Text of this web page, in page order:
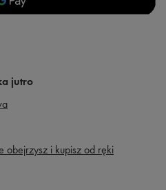
jutro
obejrzysz i kupisz od ręki